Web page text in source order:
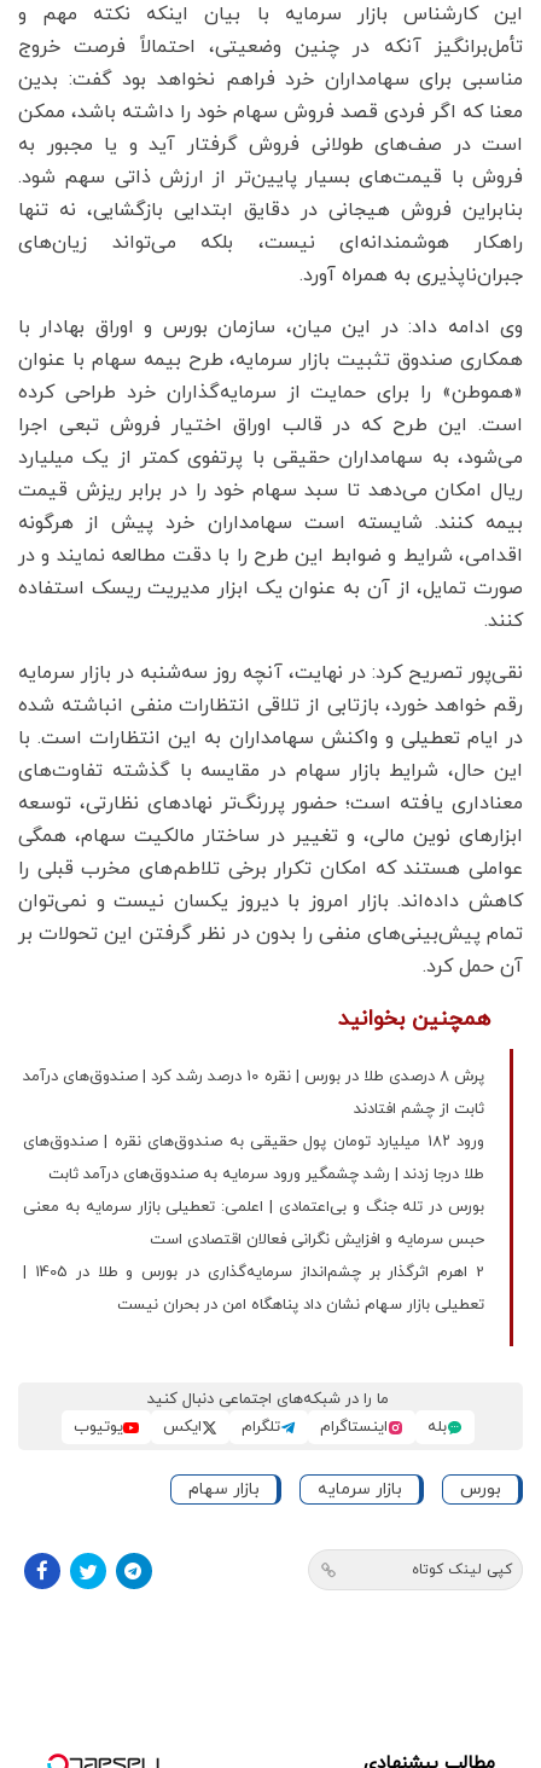
این کارشناس بازار سرمایه با بیان اینکه نکته مهم و
تأمل‌برانگیز آنکه در چنین وضعیتی، احتمالاً فرصت خروج
مناسبی برای سهامداران خرد فراهم نخواهد بود گفت: بدین
معنا که اگر فردی قصد فروش سهام خود را داشته باشد، ممکن
است در صف‌های طولانی فروش گرفتار آید و یا مجبور به
فروش با قیمت‌های بسیار پایین‌تر از ارزش ذاتی سهم شود.
بنابراین فروش هیجانی در دقایق ابتدایی بازگشایی، نه تنها
راهکار هوشمندانه‌ای نیست، بلکه می‌تواند زیان‌های
جبران‌ناپذیری به همراه آورد.
وی ادامه داد: در این میان، سازمان بورس و اوراق بهادار با
همکاری صندوق تثبیت بازار سرمایه، طرح بیمه سهام با عنوان
«هموطن» را برای حمایت از سرمایه‌گذاران خرد طراحی کرده
است. این طرح که در قالب اوراق اختیار فروش تبعی اجرا
می‌شود، به سهامداران حقیقی با پرتفوی کمتر از یک میلیارد
ریال امکان می‌دهد تا سبد سهام خود را در برابر ریزش قیمت
بیمه کنند. شایسته است سهامداران خرد پیش از هرگونه
اقدامی، شرایط و ضوابط این طرح را با دقت مطالعه نمایند و در
صورت تمایل، از آن به عنوان یک ابزار مدیریت ریسک استفاده
کنند.
نقی‌پور تصریح کرد: در نهایت، آنچه روز سه‌شنبه در بازار سرمایه
رقم خواهد خورد، بازتابی از تلاقی انتظارات منفی انباشته شده
در ایام تعطیلی و واکنش سهامداران به این انتظارات است. با
این حال، شرایط بازار سهام در مقایسه با گذشته تفاوت‌های
معناداری یافته است؛ حضور پررنگ‌تر نهادهای نظارتی، توسعه
ابزارهای نوین مالی، و تغییر در ساختار مالکیت سهام، همگی
عواملی هستند که امکان تکرار برخی تلاطم‌های مخرب قبلی را
کاهش داده‌اند. بازار امروز با دیروز یکسان نیست و نمی‌توان
تمام پیش‌بینی‌های منفی را بدون در نظر گرفتن این تحولات بر
آن حمل کرد.
همچنین بخوانید
پرش 8 درصدی طلا در بورس | نقره 10 درصد رشد کرد | صندوق‌های درآمد
ثابت از چشم افتادند
ورود ۱۸۲ میلیارد تومان پول حقیقی به صندوق‌های نقره | صندوق‌های
طلا درجا زدند | رشد چشمگیر ورود سرمایه به صندوق‌های درآمد ثابت
بورس در تله جنگ و بی‌اعتمادی | اعلمی: تعطیلی بازار سرمایه به معنی
حبس سرمایه و افزایش نگرانی فعالان اقتصادی است
2 اهرم اثرگذار بر چشم‌انداز سرمایه‌گذاری در بورس و طلا در 1405 |
تعطیلی بازار سهام نشان داد پناهگاه امن در بحران نیست
ما را در شبکه‌های اجتماعی دنبال کنید
بله
اینستاگرام تلگرام ایکس یوتیوب
بورس بازار سرمایه بازار سهام
کپی لینک کوتاه